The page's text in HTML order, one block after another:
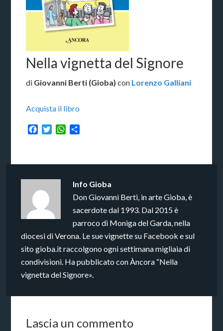
Nella vignetta del Signore
di Giovanni Berti (Gioba) con Lorenzo Galliani
Acquista il libro
Facebook
TwitterWhatsApp
Info Gioba
Don Giovanni Berti, in arte Gioba, è
sacerdote dal 1993. Dal 2015 è
parroco di Moniga del Garda, nella
diocesi di Verona. Le sue vignette su Facebook e sul
sito gioba.it raccolgono ogni settimana migliaia di
condivisioni. Ha pubblicato con Àncora “Nella
vignetta del Signore».
Lascia un commento